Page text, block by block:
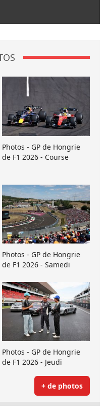
Photos - GP de Hongrie
de F1 2026 - Course
Photos - GP de Hongrie
de F1 2026 - Samedi
Photos - GP de Hongrie
de F1 2026 - Jeudi
+ de photos